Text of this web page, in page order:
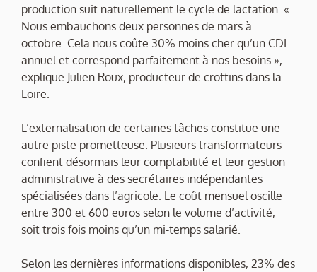
production suit naturellement le cycle de lactation. «
Nous embauchons deux personnes de mars à
octobre. Cela nous coûte 30% moins cher qu’un CDI
annuel et correspond parfaitement à nos besoins »,
explique Julien Roux, producteur de crottins dans la
Loire.
L’externalisation de certaines tâches constitue une
autre piste prometteuse. Plusieurs transformateurs
confient désormais leur comptabilité et leur gestion
administrative à des secrétaires indépendantes
spécialisées dans l’agricole. Le coût mensuel oscille
entre 300 et 600 euros selon le volume d’activité,
soit trois fois moins qu’un mi-temps salarié.
Selon les dernières informations disponibles, 23% des